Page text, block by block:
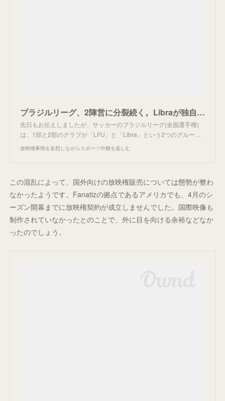
ブラジルリーグ、2陣営に分裂続く。Libraが独自契約へ。
先日もお伝えしましたが、サッカーのブラジルリーグ(全国選手権)
は、1部と2部のクラブが「LFU」と「Libra」という2つのグルー…
放映権事情を妄想しながらスポーツ中継を楽しむ
この混乱によって、国外向けの放映権販売については態勢が整わ
なかったようです。Fanatizの拠点であるアメリカでも、4月のシ
ーズン開幕までに放映権契約が成立しませんでした。国際映像も
制作されていなかったとのことで、外に目を向ける余裕などなか
ったのでしょう。